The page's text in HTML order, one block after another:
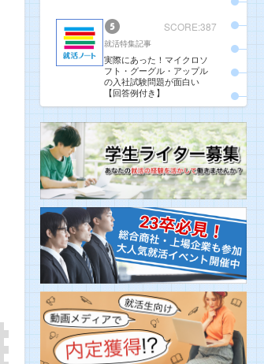
SCORE:387
就活特集記事
実際にあった！マイクロソ
フト・グーグル・アップル
の入社試験問題が面白い
【回答例付き】